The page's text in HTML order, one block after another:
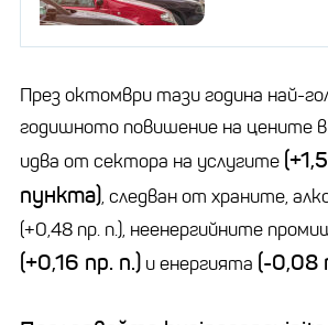
През октомври тази година най-
годишното повишение на цените
идва от сектора на услугите
пункта), следван от храните,
(+0,48 пр. п.), неенергийните
(+0,16 пр. п.) и енергията (-0,08